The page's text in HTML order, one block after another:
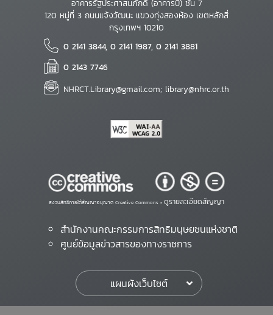
อาคารรัฐประศาสนภักดี (อาคารบี) ชั้น 7
120 หมู่ที่ 3 ถนนแจ้งวัฒนะ แขวงทุ่งสองห้อง เขตหลักสี่
กรุงเทพฯ 10210
0 2141 3844, 0 2141 1987, 0 2141 3881
0 2143 7746
NHRCT.Library@gmail.com; library@nhrc.or.th
สงวนสิทธิ์ภายใต้สัญญาอนุญาต Creative Commons • ดูรายละเอียดสัญญา
สำนักงานคณะกรรมการสิทธิมนุษยชนแห่งชาติ
ศูนย์ข้อมูลข่าวสารของทางราชการ
แผนผังเว็บไซต์